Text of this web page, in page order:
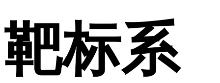
靶标系